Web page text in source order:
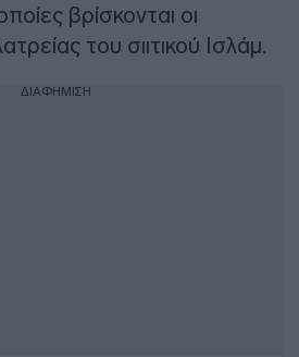
βρίσκονται οι
του σιιτικού Ισλάμ.
ΔΙΑΦΗΜΙΣΗ